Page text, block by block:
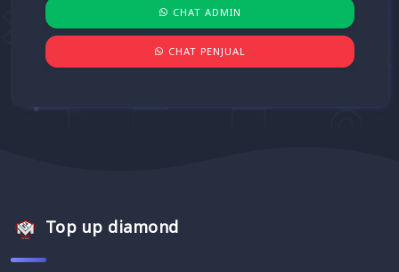
CHAT ADMIN
CHAT PENJUAL
Top up diamond